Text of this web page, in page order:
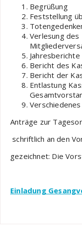
Begrüßung
Feststellung
Verlesung
Jahresberichte
Bericht des
Bericht der
Entlastung
Verschiedenes
Anträge zur
schriftlich an den
gezeichnet: Die
Einladung